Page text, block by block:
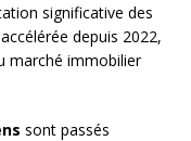
significative des
depuis 2022,
marché immobilier
sont passés